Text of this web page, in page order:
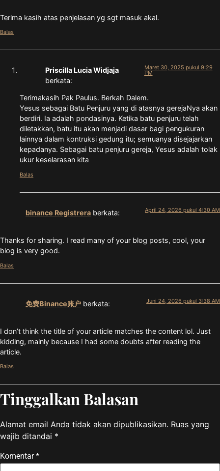
Terima kasih atas penjelasan yg sgt masuk akal.
Balas
Priscilla Lucia Widjaja
berkata:
Maret 30, 2025 pukul 9:29
PM
Terimakasih Pak Paulus. Berkah Dalem.
Yesus sebagai Batu Penjuru yang di atasnya gerejaNya akan
berdiri. Ia adalah pondasinya. Ketika batu penjuru telah
diletakkan, batu itu akan menjadi dasar bagi pengukuran
lainnya dalam kontruksi gedung itu; semuanya disejajarkan
kepadanya. Sebagai batu penjuru gereja, Yesus adalah tolak
ukur keselarasan kita
Balas
binance Registrera berkata: April 24, 2026 pukul 4:30 AM
Thanks for sharing. I read many of your blog posts, cool, your
blog is very good.
Balas
免费Binance账户 berkata: Juni 24, 2026 pukul 3:38 AM
I don’t think the title of your article matches the content lol. Just
kidding, mainly because I had some doubts after reading the
article.
Balas
Tinggalkan Balasan
Alamat email Anda tidak akan dipublikasikan. Ruas yang
wajib ditandai *
Komentar*